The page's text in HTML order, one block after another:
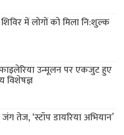
में लोगों को मिला नि:शुल्क
उन्मूलन पर एकजुट हुए
विशेषज्ञ
तेज, ‘स्टॉप डायरिया अभियान’